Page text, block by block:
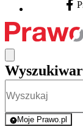
Moje Prawo.pl
- rejestracja